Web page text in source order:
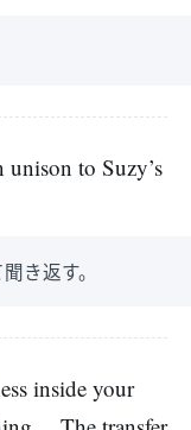
to Suzy’s
き返す。
inside your